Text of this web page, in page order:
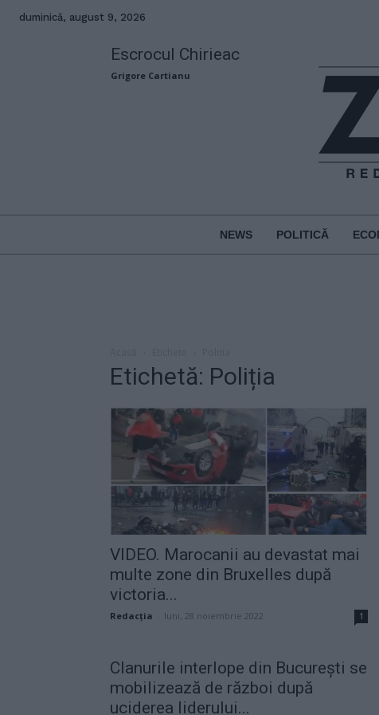
duminică, august 9, 2026
Escrocul Chirieac
Grigore Cartianu
NEWS POLITICĂ
Etichetă: Poliția
VIDEO. Marocanii au devastat mai
multe zone din Bruxelles după
victoria...
Redacţia luni, 28 noiembrie 2022 1
Clanurile interlope din București se
mobilizează de război după
uciderea liderului...